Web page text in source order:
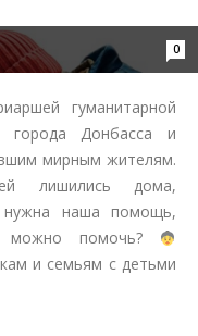
0
гуманитарной
города Донбасса и
мирным жителям.
лишились дома,
наша помощь,
можно помочь?
и семьям с детьми